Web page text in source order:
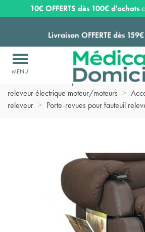
Matériel pour chambre de
releveur électrique moteur/moteurs >
releveur > Porte-revues pour fauteuil
10€ OFFERTS dès 100€ d'achats
Livraison OFFERTE dès
Payez en 3 ou 4 fois SANS
Expédition sous 24 à 48
Expédition sous 24 à 48